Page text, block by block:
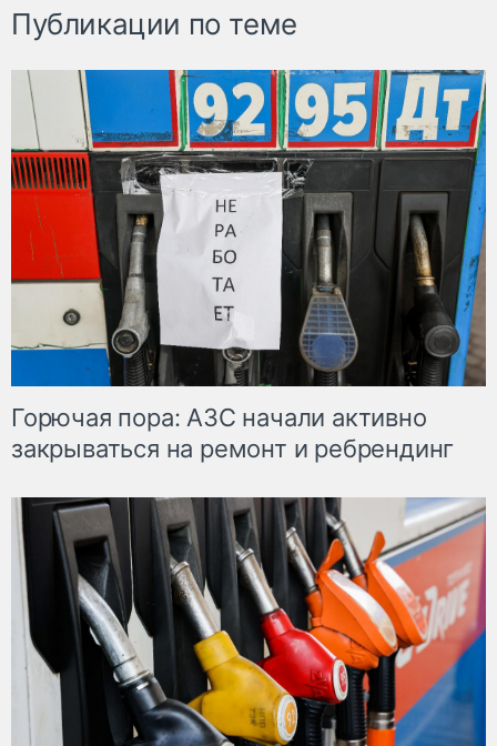
Публикации по теме
Горючая пора: АЗС начали активно
закрываться на ремонт и ребрендинг